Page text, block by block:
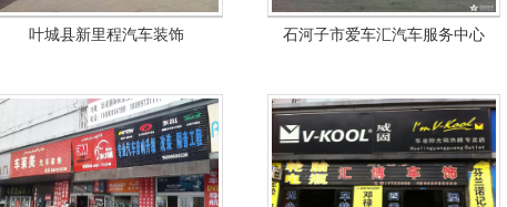
叶城县新里程汽车装饰 石河子市爱车汇汽车服务中心